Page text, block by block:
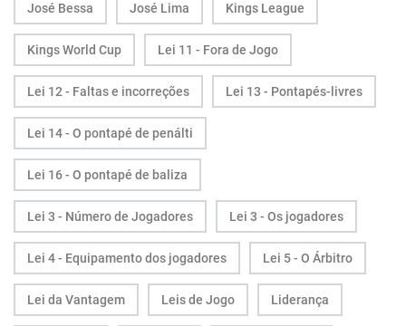
José Bessa José Lima Kings League
Kings World Cup Lei 11 - Fora de Jogo
Lei 12 - Faltas e incorreções Lei 13 - Pontapés-livres
Lei 14 - O pontapé de penálti
Lei 16 - O pontapé de baliza
Lei 3 - Número de Jogadores Lei 3 - Os jogadores
Lei 4 - Equipamento dos jogadores Lei 5 - O Árbitro
Lei da Vantagem Leis de Jogo Liderança